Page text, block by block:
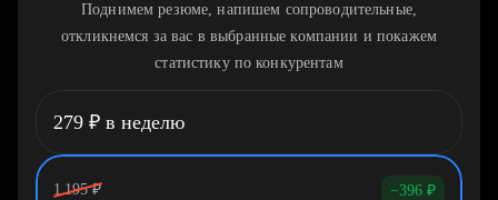
Поднимем резюме, напишем сопроводительные,
откликнемся за вас в выбранные компании и покажем
статистику по конкурентам
279 ₽ в неделю
1 195 ₽ −396 ₽